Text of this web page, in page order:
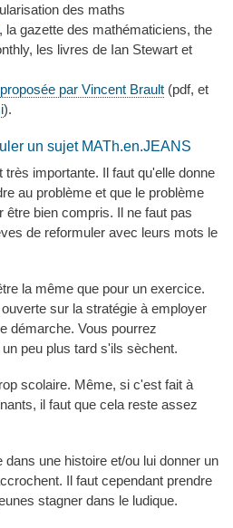
des maths
, la gazette des mathématiciens, the
les livres de Ian Stewart et
par Vincent Brault (pdf, et
).
un sujet MATh.en.JEANS
très importante. Il faut qu'elle donne
au problème et que le problème
être bien compris. Il ne faut pas
de reformuler avec leurs mots le
la même que pour un exercice.
sur la stratégie à employer
démarche. Vous pourrez
peu plus tard s'ils sèchent.
scolaire. Même, si c'est fait à
il faut que cela reste assez
une histoire et/ou lui donner un
Il faut cependant prendre
stagner dans le ludique.